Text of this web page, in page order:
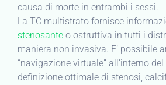
causa di morte in entrambi i sessi.
La TC multistrato fornisce
stenosante o ostruttiva in tutti i
maniera non invasiva. E’ possibile
“navigazione virtuale” all’interno
definizione ottimale di stenosi,